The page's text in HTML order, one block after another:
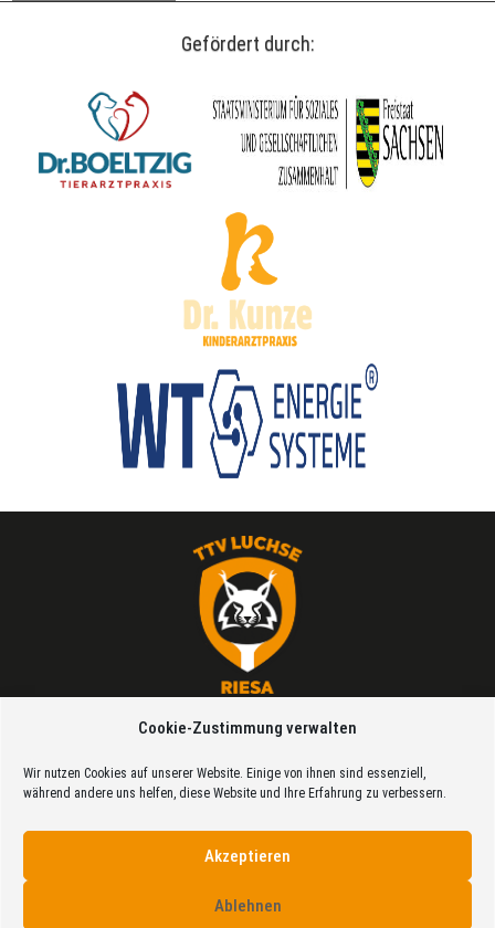
Cookie-Zustimmung verwalten
Wir nutzen Cookies auf unserer Website. Einige von ihnen sind essenziell,
während andere uns helfen, diese Website und Ihre Erfahrung zu verbessern.
Akzeptieren
Ablehnen
Gefördert durch:
VereinsApp
Über uns
Datenschutz
Impressum